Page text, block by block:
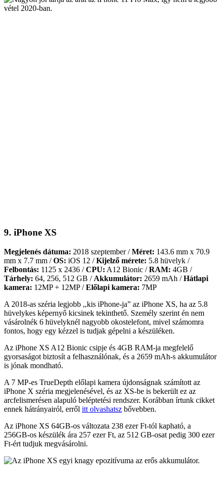
9. iPhone XS
Megjelenés dátuma: 2018 szeptember /Méret: 143.6 mm x 70.9
mm x 7.7 mm /OS: iOS 12 /Kijelző mérete: 5.8 hüvelyk /
Felbontás: 1125 x 2436 /CPU: A12 Bionic /RAM: 4GB /
Tárhely: 64, 256, 512 GB / Akkumulátor: 2659 mAh /Hátlapi
kamera: 12MP + 12MP /Előlapi kamera: 7MP
A 2018-as széria legjobb ,,kis iPhone-ja” az iPhone XS, ha az 5.8
hüvelykes képernyő kicsinek tekinthető. Személy szerint én nem
vásárolnék 6 hüvelyknél nagyobb okostelefont, mivel számomra
fontos, hogy egy kézzel is tudjak gépelni a készüléken.
Az iPhone XS A12 Bionic csipje és 4GB RAM-ja megfelelő
gyorsaságot biztosít a felhasználónak, és a 2659 mAh-s akkumulátor
is jónak mondható.
A 7 MP-es TrueDepth előlapi kamera újdonságnak számított az
iPhone X széria megjelenésével, és az XS-be is bekerült ez az
arcfelismerésen alapuló beléptetési rendszer. Korábban írtunk cikket
ennek hátrányairól, erről itt olvashatsz bővebben.
Az iPhone XS 64GB-os változata 238 ezer Ft-tól kapható, a
256GB-os készülék ára 257 ezer Ft, az 512 GB-osat pedig 300 ezer
Ft-ért tudjuk megvásárolni.